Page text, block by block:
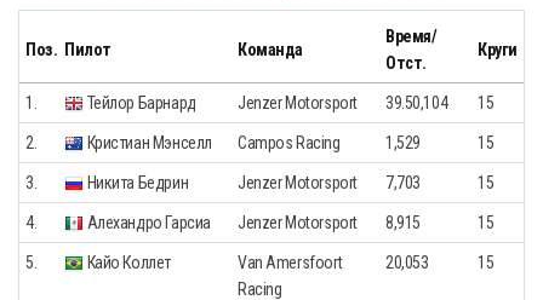
Поз. Пилот Команда
Время/
Отст.
Круги
1. Тейлор Барнард Jenzer Motorsport 39.50,104 15
2. Кристиан Мэнселл Campos Racing 1,529 15
3. Никита Бедрин Jenzer Motorsport 7,703 15
4. Алехандро Гарсиа Jenzer Motorsport 8,915 15
5. Кайо Коллет
Van Amersfoort
Racing
20,053 15